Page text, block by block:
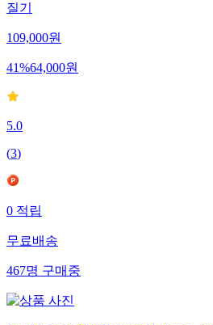
질기
109,000원
41%64,000원
5.0
(3)
0적립
무료배송
467명구매중